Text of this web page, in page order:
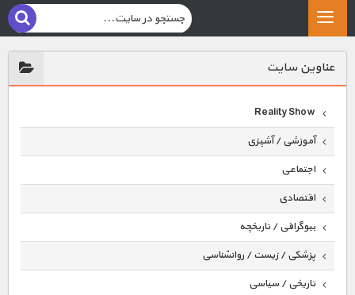
عناوين سايت
Reality Show
آموزشی / آشپزی
اجتماعی
اقتصادی
بیوگرافی / تاریخچه
پزشکی / زیست / روانشناسی
تاریخی / سیاسی